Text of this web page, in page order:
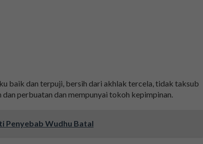
baik dan terpuji, bersih dari akhlak tercela, tidak taksub
perbuatan dan mempunyai tokoh kepimpinan.
Penyebab Wudhu Batal